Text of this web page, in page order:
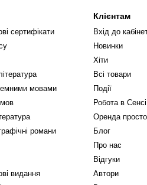
сертифікати
мовами
романи
видання
Клієнтам
Вхід до
Новинки
Хіти
Всі товари
Події
Робота в Сенсі
Оренда
Блог
Про нас
Відгуки
Автори